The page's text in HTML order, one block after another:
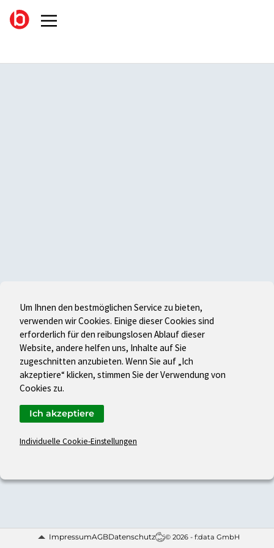
ImpressumAGBDatenschutz © 2026 - f:data GmbH
Um Ihnen den bestmöglichen Service zu bieten,
verwenden wir Cookies. Einige dieser Cookies sind
erforderlich für den reibungslosen Ablauf dieser
Website, andere helfen uns, Inhalte auf Sie
zugeschnitten anzubieten. Wenn Sie auf „Ich
akzeptiere“ klicken, stimmen Sie der Verwendung von
Cookies zu.
Individuelle Cookie-Einstellungen
Ich akzeptiere